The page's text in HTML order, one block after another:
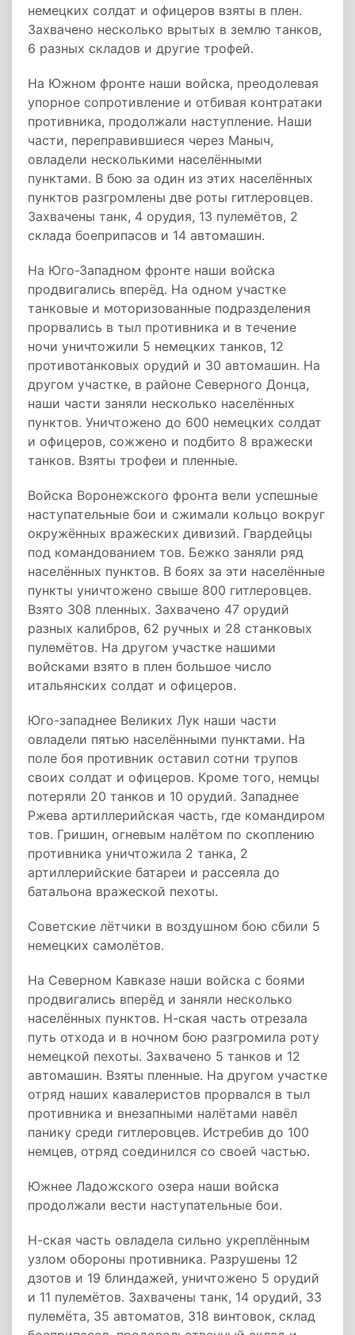
немецких солдат и офицеров взяты в плен.
Захвачено несколько врытых в землю танков,
6 разных складов и другие трофей.
На Южном фронте наши войска, преодолевая
упорное сопротивление и отбивая контратаки
противника, продолжали наступление. Наши
части, переправившиеся через Маныч,
овладели несколькими населёнными
пунктами. В бою за один из этих населённых
пунктов разгромлены две роты гитлеровцев.
Захвачены танк, 4 орудия, 13 пулемётов, 2
склада боеприпасов и 14 автомашин.
На Юго-Западном фронте наши войска
продвигались вперёд. На одном участке
танковые и моторизованные подразделения
прорвались в тыл противника и в течение
ночи уничтожили 5 немецких танков, 12
противотанковых орудий и 30 автомашин. На
другом участке, в районе Северного Донца,
наши части заняли несколько населённых
пунктов. Уничтожено до 600 немецких солдат
и офицеров, сожжено и подбито 8 вражески
танков. Взяты трофеи и пленные.
Войска Воронежского фронта вели успешные
наступательные бои и сжимали кольцо вокруг
окружённых вражеских дивизий. Гвардейцы
под командованием тов. Бежко заняли ряд
населённых пунктов. В боях за эти населённые
пункты уничтожено свыше 800 гитлеровцев.
Взято 308 пленных. Захвачено 47 орудий
разных калибров, 62 ручных и 28 станковых
пулемётов. На другом участке нашими
войсками взято в плен большое число
итальянских солдат и офицеров.
Юго-западнее Великих Лук наши части
овладели пятью населёнными пунктами. На
поле боя противник оставил сотни трупов
своих солдат и офицеров. Кроме того, немцы
потеряли 20 танков и 10 орудий. Западнее
Ржева артиллерийская часть, где командиром
тов. Гришин, огневым налётом по скоплению
противника уничтожила 2 танка, 2
артиллерийские батареи и рассеяла до
батальона вражеской пехоты.
Советские лётчики в воздушном бою сбили 5
немецких самолётов.
На Северном Кавказе наши войска с боями
продвигались вперёд и заняли несколько
населённых пунктов. Н-ская часть отрезала
путь отхода и в ночном бою разгромила роту
немецкой пехоты. Захвачено 5 танков и 12
автомашин. Взяты пленные. На другом участке
отряд наших кавалеристов прорвался в тыл
противника и внезапными налётами навёл
панику среди гитлеровцев. Истребив до 100
немцев, отряд соединился со своей частью.
Южнее Ладожского озера наши войска
продолжали вести наступательные бои.
Н-ская часть овладела сильно укреплённым
узлом обороны противника. Разрушены 12
дзотов и 19 блиндажей, уничтожено 5 орудий
и 11 пулемётов. Захвачены танк, 14 орудий, 33
пулемёта, 35 автоматов, 318 винтовок, склад